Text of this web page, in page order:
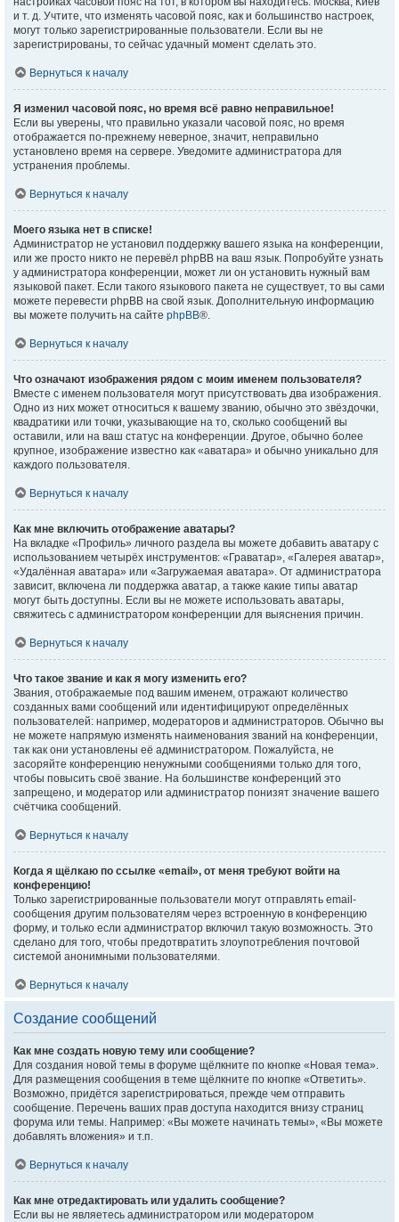
и т. д. Учтите, что изменять часовой пояс, как и большинство настроек,
могут только зарегистрированные пользователи. Если вы не
зарегистрированы, то сейчас удачный момент сделать это.
Вернуться к началу
Я изменил часовой пояс, но время всё равно неправильное!
Если вы уверены, что правильно указали часовой пояс, но время
отображается по-прежнему неверное, значит, неправильно
установлено время на сервере. Уведомите администратора для
устранения проблемы.
Вернуться к началу
Моего языка нет в списке!
Администратор не установил поддержку вашего языка на конференции,
или же просто никто не перевёл phpBB на ваш язык. Попробуйте узнать
у администратора конференции, может ли он установить нужный вам
языковой пакет. Если такого языкового пакета не существует, то вы сами
можете перевести phpBB на свой язык. Дополнительную информацию
вы можете получить на сайте phpBB®.
Вернуться к началу
Что означают изображения рядом с моим именем пользователя?
Вместе с именем пользователя могут присутствовать два изображения.
Одно из них может относиться к вашему званию, обычно это звёздочки,
квадратики или точки, указывающие на то, сколько сообщений вы
оставили, или на ваш статус на конференции. Другое, обычно более
крупное, изображение известно как «аватара» и обычно уникально для
каждого пользователя.
Вернуться к началу
Как мне включить отображение аватары?
На вкладке «Профиль» личного раздела вы можете добавить аватару с
использованием четырёх инструментов: «Граватар», «Галерея аватар»,
«Удалённая аватара» или «Загружаемая аватара». От администратора
зависит, включена ли поддержка аватар, а также какие типы аватар
могут быть доступны. Если вы не можете использовать аватары,
свяжитесь с администратором конференции для выяснения причин.
Вернуться к началу
Что такое звание и как я могу изменить его?
Звания, отображаемые под вашим именем, отражают количество
созданных вами сообщений или идентифицируют определённых
пользователей: например, модераторов и администраторов. Обычно вы
не можете напрямую изменять наименования званий на конференции,
так как они установлены её администратором. Пожалуйста, не
засоряйте конференцию ненужными сообщениями только для того,
чтобы повысить своё звание. На большинстве конференций это
запрещено, и модератор или администратор понизят значение вашего
счётчика сообщений.
Вернуться к началу
Когда я щёлкаю по ссылке «email», от меня требуют войти на
конференцию!
Только зарегистрированные пользователи могут отправлять email-
сообщения другим пользователям через встроенную в конференцию
форму, и только если администратор включил такую возможность. Это
сделано для того, чтобы предотвратить злоупотребления почтовой
системой анонимными пользователями.
Вернуться к началу
Создание сообщений
Как мне создать новую тему или сообщение?
Для создания новой темы в форуме щёлкните по кнопке «Новая тема».
Для размещения сообщения в теме щёлкните по кнопке «Ответить».
Возможно, придётся зарегистрироваться, прежде чем отправить
сообщение. Перечень ваших прав доступа находится внизу страниц
форума или темы. Например: «Вы можете начинать темы», «Вы можете
добавлять вложения» и т.п.
Вернуться к началу
Как мне отредактировать или удалить сообщение?
Если вы не являетесь администратором или модератором